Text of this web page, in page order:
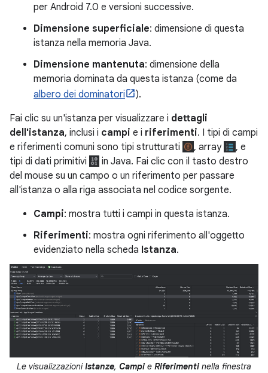
per Android 7.0 e versioni successive.
Dimensione superficiale: dimensione di questa
istanza nella memoria Java.
Dimensione mantenuta: dimensione della
memoria dominata da questa istanza (come da
albero dei dominatori
).
Fai clic su un'istanza per visualizzare i dettagli
dell'istanza, inclusi i campi e i riferimenti. I tipi di campi
e riferimenti comuni sono tipi strutturati
, array
, e
tipi di dati primitivi
in Java. Fai clic con il tasto destro
del mouse su un campo o un riferimento per passare
all'istanza o alla riga associata nel codice sorgente.
Campi: mostra tutti i campi in questa istanza.
Riferimenti: mostra ogni riferimento all'oggetto
evidenziato nella scheda Istanza.
Le visualizzazioniIstanze, Campie Riferimentinella finestra